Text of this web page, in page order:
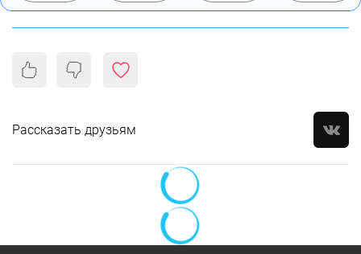
Рассказать друзьям